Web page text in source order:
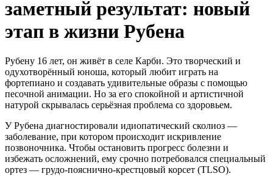
заметный результат: новый
этап в жизни Рубена
Рубену 16 лет, он живёт в селе Карби. Это творческий и
одухотворённый юноша, который любит играть на
фортепиано и создавать удивительные образы с помощью
песочной анимации. Но за его спокойной и артистичной
натурой скрывалась серьёзная проблема со здоровьем.
У Рубена диагностировали идиопатический сколиоз —
заболевание, при котором происходит искривление
позвоночника. Чтобы остановить прогресс болезни и
избежать осложнений, ему срочно потребовался специальный
ортез — грудо-пояснично-крестцовый корсет (TLSO).